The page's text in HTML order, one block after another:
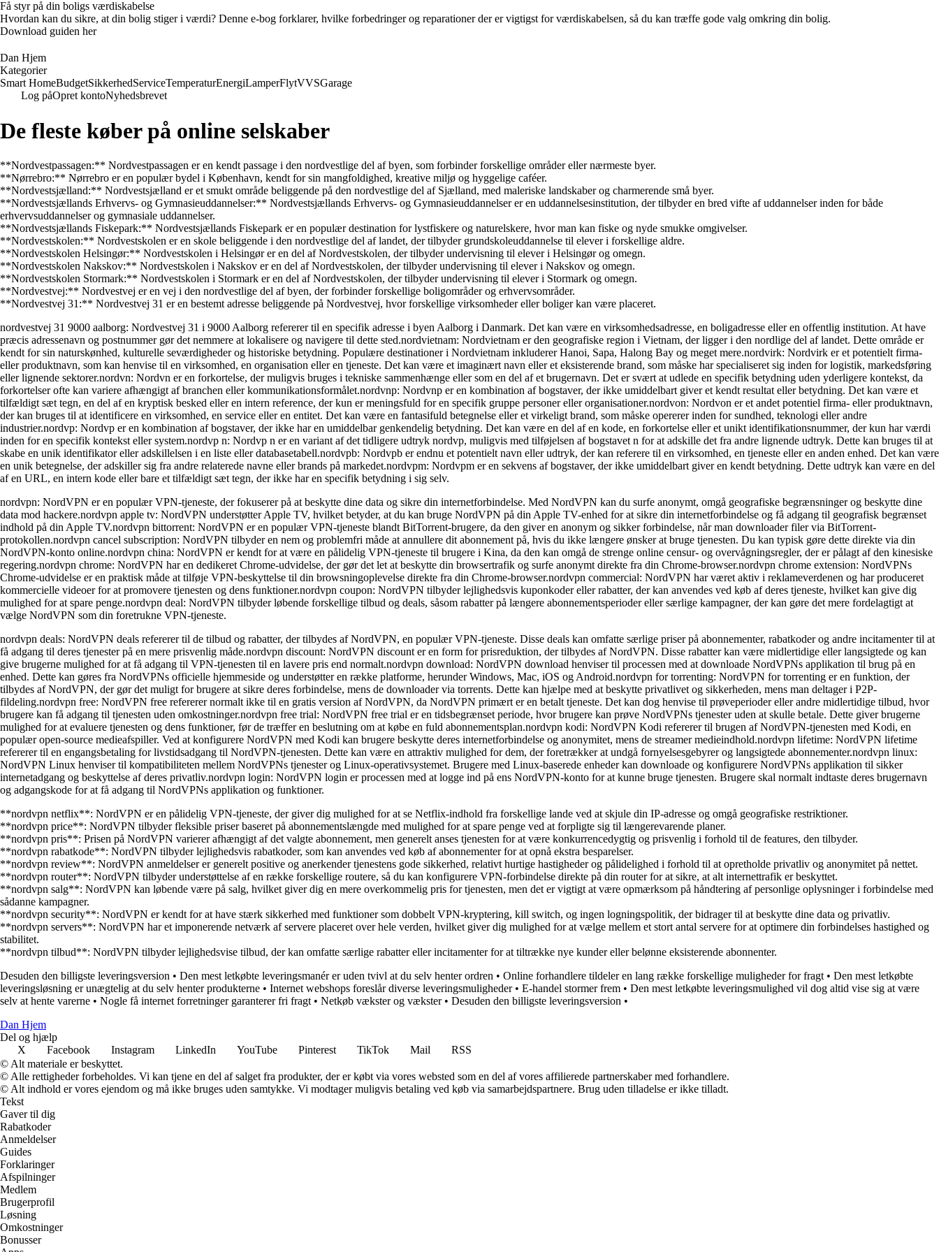
Få styr på din boligs værdiskabelse
Hvordan kan du sikre, at din bolig stiger i værdi? Denne e-bog forklarer, hvilke forbedringer og reparationer der er vigtigst for værdiskabelsen, så du kan træffe gode valg omkring din bolig.
Download guiden her
Dan Hjem
Kategorier
Smart HomeBudgetSikkerhedServiceTemperaturEnergiLamperFlytVVSGarage
Log påOpret kontoNyhedsbrevet
De fleste køber på online selskaber
**Nordvestpassagen:** Nordvestpassagen er en kendt passage i den nordvestlige del af byen, som forbinder forskellige områder eller nærmeste byer.
**Nørrebro:** Nørrebro er en populær bydel i København, kendt for sin mangfoldighed, kreative miljø og hyggelige caféer.
**Nordvestsjælland:** Nordvestsjælland er et smukt område beliggende på den nordvestlige del af Sjælland, med maleriske landskaber og charmerende små byer.
**Nordvestsjællands Erhvervs- og Gymnasieuddannelser:** Nordvestsjællands Erhvervs- og Gymnasieuddannelser er en uddannelsesinstitution, der tilbyder en bred vifte af uddannelser inden for både
erhvervsuddannelser og gymnasiale uddannelser.
**Nordvestsjællands Fiskepark:** Nordvestsjællands Fiskepark er en populær destination for lystfiskere og naturelskere, hvor man kan fiske og nyde smukke omgivelser.
**Nordvestskolen:** Nordvestskolen er en skole beliggende i den nordvestlige del af landet, der tilbyder grundskoleuddannelse til elever i forskellige aldre.
**Nordvestskolen Helsingør:** Nordvestskolen i Helsingør er en del af Nordvestskolen, der tilbyder undervisning til elever i Helsingør og omegn.
**Nordvestskolen Nakskov:** Nordvestskolen i Nakskov er en del af Nordvestskolen, der tilbyder undervisning til elever i Nakskov og omegn.
**Nordvestskolen Stormark:** Nordvestskolen i Stormark er en del af Nordvestskolen, der tilbyder undervisning til elever i Stormark og omegn.
**Nordvestvej:** Nordvestvej er en vej i den nordvestlige del af byen, der forbinder forskellige boligområder og erhvervsområder.
**Nordvestvej 31:** Nordvestvej 31 er en bestemt adresse beliggende på Nordvestvej, hvor forskellige virksomheder eller boliger kan være placeret.
nordvestvej 31 9000 aalborg: Nordvestvej 31 i 9000 Aalborg refererer til en specifik adresse i byen Aalborg i Danmark. Det kan være en virksomhedsadresse, en boligadresse eller en offentlig institution. At have
præcis adressenavn og postnummer gør det nemmere at lokalisere og navigere til dette sted.nordvietnam: Nordvietnam er den geografiske region i Vietnam, der ligger i den nordlige del af landet. Dette område er
kendt for sin naturskønhed, kulturelle seværdigheder og historiske betydning. Populære destinationer i Nordvietnam inkluderer Hanoi, Sapa, Halong Bay og meget mere.nordvirk: Nordvirk er et potentielt firma-
eller produktnavn, som kan henvise til en virksomhed, en organisation eller en tjeneste. Det kan være et imaginært navn eller et eksisterende brand, som måske har specialiseret sig inden for logistik, markedsføring
eller lignende sektorer.nordvn: Nordvn er en forkortelse, der muligvis bruges i tekniske sammenhænge eller som en del af et brugernavn. Det er svært at udlede en specifik betydning uden yderligere kontekst, da
forkortelser ofte kan variere afhængigt af branchen eller kommunikationsformålet.nordvnp: Nordvnp er en kombination af bogstaver, der ikke umiddelbart giver et kendt resultat eller betydning. Det kan være et
tilfældigt sæt tegn, en del af en kryptisk besked eller en intern reference, der kun er meningsfuld for en specifik gruppe personer eller organisationer.nordvon: Nordvon er et andet potentiel firma- eller produktnavn,
der kan bruges til at identificere en virksomhed, en service eller en entitet. Det kan være en fantasifuld betegnelse eller et virkeligt brand, som måske opererer inden for sundhed, teknologi eller andre
industrier.nordvp: Nordvp er en kombination af bogstaver, der ikke har en umiddelbar genkendelig betydning. Det kan være en del af en kode, en forkortelse eller et unikt identifikationsnummer, der kun har værdi
inden for en specifik kontekst eller system.nordvp n: Nordvp n er en variant af det tidligere udtryk nordvp, muligvis med tilføjelsen af bogstavet n for at adskille det fra andre lignende udtryk. Dette kan bruges til at
skabe en unik identifikator eller adskillelsen i en liste eller databasetabell.nordvpb: Nordvpb er endnu et potentielt navn eller udtryk, der kan referere til en virksomhed, en tjeneste eller en anden enhed. Det kan være
en unik betegnelse, der adskiller sig fra andre relaterede navne eller brands på markedet.nordvpm: Nordvpm er en sekvens af bogstaver, der ikke umiddelbart giver en kendt betydning. Dette udtryk kan være en del
af en URL, en intern kode eller bare et tilfældigt sæt tegn, der ikke har en specifik betydning i sig selv.
nordvpn: NordVPN er en populær VPN-tjeneste, der fokuserer på at beskytte dine data og sikre din internetforbindelse. Med NordVPN kan du surfe anonymt, omgå geografiske begrænsninger og beskytte dine
data mod hackere.nordvpn apple tv: NordVPN understøtter Apple TV, hvilket betyder, at du kan bruge NordVPN på din Apple TV-enhed for at sikre din internetforbindelse og få adgang til geografisk begrænset
indhold på din Apple TV.nordvpn bittorrent: NordVPN er en populær VPN-tjeneste blandt BitTorrent-brugere, da den giver en anonym og sikker forbindelse, når man downloader filer via BitTorrent-
protokollen.nordvpn cancel subscription: NordVPN tilbyder en nem og problemfri måde at annullere dit abonnement på, hvis du ikke længere ønsker at bruge tjenesten. Du kan typisk gøre dette direkte via din
NordVPN-konto online.nordvpn china: NordVPN er kendt for at være en pålidelig VPN-tjeneste til brugere i Kina, da den kan omgå de strenge online censur- og overvågningsregler, der er pålagt af den kinesiske
regering.nordvpn chrome: NordVPN har en dedikeret Chrome-udvidelse, der gør det let at beskytte din browsertrafik og surfe anonymt direkte fra din Chrome-browser.nordvpn chrome extension: NordVPNs
Chrome-udvidelse er en praktisk måde at tilføje VPN-beskyttelse til din browsningoplevelse direkte fra din Chrome-browser.nordvpn commercial: NordVPN har været aktiv i reklameverdenen og har produceret
kommercielle videoer for at promovere tjenesten og dens funktioner.nordvpn coupon: NordVPN tilbyder lejlighedsvis kuponkoder eller rabatter, der kan anvendes ved køb af deres tjeneste, hvilket kan give dig
mulighed for at spare penge.nordvpn deal: NordVPN tilbyder løbende forskellige tilbud og deals, såsom rabatter på længere abonnementsperioder eller særlige kampagner, der kan gøre det mere fordelagtigt at
vælge NordVPN som din foretrukne VPN-tjeneste.
nordvpn deals: NordVPN deals refererer til de tilbud og rabatter, der tilbydes af NordVPN, en populær VPN-tjeneste. Disse deals kan omfatte særlige priser på abonnementer, rabatkoder og andre incitamenter til at
få adgang til deres tjenester på en mere prisvenlig måde.nordvpn discount: NordVPN discount er en form for prisreduktion, der tilbydes af NordVPN. Disse rabatter kan være midlertidige eller langsigtede og kan
give brugerne mulighed for at få adgang til VPN-tjenesten til en lavere pris end normalt.nordvpn download: NordVPN download henviser til processen med at downloade NordVPNs applikation til brug på en
enhed. Dette kan gøres fra NordVPNs officielle hjemmeside og understøtter en række platforme, herunder Windows, Mac, iOS og Android.nordvpn for torrenting: NordVPN for torrenting er en funktion, der
tilbydes af NordVPN, der gør det muligt for brugere at sikre deres forbindelse, mens de downloader via torrents. Dette kan hjælpe med at beskytte privatlivet og sikkerheden, mens man deltager i P2P-
fildeling.nordvpn free: NordVPN free refererer normalt ikke til en gratis version af NordVPN, da NordVPN primært er en betalt tjeneste. Det kan dog henvise til prøveperioder eller andre midlertidige tilbud, hvor
brugere kan få adgang til tjenesten uden omkostninger.nordvpn free trial: NordVPN free trial er en tidsbegrænset periode, hvor brugere kan prøve NordVPNs tjenester uden at skulle betale. Dette giver brugerne
mulighed for at evaluere tjenesten og dens funktioner, før de træffer en beslutning om at købe en fuld abonnementsplan.nordvpn kodi: NordVPN Kodi refererer til brugen af NordVPN-tjenesten med Kodi, en
populær open-source medieafspiller. Ved at konfigurere NordVPN med Kodi kan brugere beskytte deres internetforbindelse og anonymitet, mens de streamer medieindhold.nordvpn lifetime: NordVPN lifetime
refererer til en engangsbetaling for livstidsadgang til NordVPN-tjenesten. Dette kan være en attraktiv mulighed for dem, der foretrækker at undgå fornyelsesgebyrer og langsigtede abonnementer.nordvpn linux:
NordVPN Linux henviser til kompatibiliteten mellem NordVPNs tjenester og Linux-operativsystemet. Brugere med Linux-baserede enheder kan downloade og konfigurere NordVPNs applikation til sikker
internetadgang og beskyttelse af deres privatliv.nordvpn login: NordVPN login er processen med at logge ind på ens NordVPN-konto for at kunne bruge tjenesten. Brugere skal normalt indtaste deres brugernavn
og adgangskode for at få adgang til NordVPNs applikation og funktioner.
**nordvpn netflix**: NordVPN er en pålidelig VPN-tjeneste, der giver dig mulighed for at se Netflix-indhold fra forskellige lande ved at skjule din IP-adresse og omgå geografiske restriktioner.
**nordvpn price**: NordVPN tilbyder fleksible priser baseret på abonnementslængde med mulighed for at spare penge ved at forpligte sig til længerevarende planer.
**nordvpn pris**: Prisen på NordVPN varierer afhængigt af det valgte abonnement, men generelt anses tjenesten for at være konkurrencedygtig og prisvenlig i forhold til de features, den tilbyder.
**nordvpn rabatkode**: NordVPN tilbyder lejlighedsvis rabatkoder, som kan anvendes ved køb af abonnementer for at opnå ekstra besparelser.
**nordvpn review**: NordVPN anmeldelser er generelt positive og anerkender tjenestens gode sikkerhed, relativt hurtige hastigheder og pålidelighed i forhold til at opretholde privatliv og anonymitet på nettet.
**nordvpn router**: NordVPN tilbyder understøttelse af en række forskellige routere, så du kan konfigurere VPN-forbindelse direkte på din router for at sikre, at alt internettrafik er beskyttet.
**nordvpn salg**: NordVPN kan løbende være på salg, hvilket giver dig en mere overkommelig pris for tjenesten, men det er vigtigt at være opmærksom på håndtering af personlige oplysninger i forbindelse med
sådanne kampagner.
**nordvpn security**: NordVPN er kendt for at have stærk sikkerhed med funktioner som dobbelt VPN-kryptering, kill switch, og ingen logningspolitik, der bidrager til at beskytte dine data og privatliv.
**nordvpn servers**: NordVPN har et imponerende netværk af servere placeret over hele verden, hvilket giver dig mulighed for at vælge mellem et stort antal servere for at optimere din forbindelses hastighed og
stabilitet.
**nordvpn tilbud**: NordVPN tilbyder lejlighedsvise tilbud, der kan omfatte særlige rabatter eller incitamenter for at tiltrække nye kunder eller belønne eksisterende abonnenter.
Desuden den billigste leveringsversion • Den mest letkøbte leveringsmanér er uden tvivl at du selv henter ordren • Online forhandlere tildeler en lang række forskellige muligheder for fragt • Den mest letkøbte
leveringsløsning er unægtelig at du selv henter produkterne • Internet webshops foreslår diverse leveringsmuligheder• E-handel stormer frem • Den mest letkøbte leveringsmulighed vil dog altid vise sig at være
selv at hente varerne • Nogle få internet forretninger garanterer fri fragt • Netkøb vækster og vækster• Desuden den billigste leveringsversion •
Dan Hjem
Del og hjælp
X
Facebook Instagram LinkedIn YouTube Pinterest TikTok Mail
RSS
© Alt materiale er beskyttet.
© Alle rettigheder forbeholdes. Vi kan tjene en del af salget fra produkter, der er købt via vores websted som en del af vores affilierede partnerskaber med forhandlere.
© Alt indhold er vores ejendom og må ikke bruges uden samtykke. Vi modtager muligvis betaling ved køb via samarbejdspartnere. Brug uden tilladelse er ikke tilladt.
Tekst
Gaver til dig
Rabatkoder
Anmeldelser
Guides
Forklaringer
Afspilninger
Medlem
Brugerprofil
Løsning
Omkostninger
Bonusser